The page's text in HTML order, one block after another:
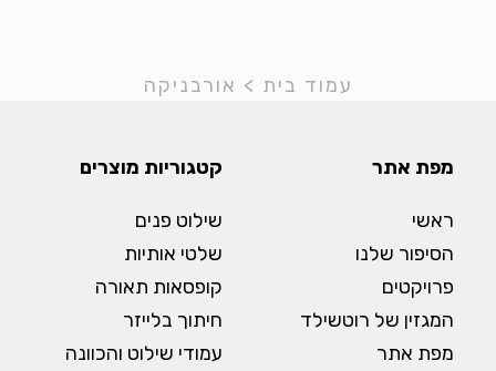
עמוד בית > אורבניקה
מפת אתר
ראשי
הסיפור שלנו
פרויקטים
המגזין של רוטשילד
מפת אתר
קטגוריות מוצרים
שילוט פנים
שלטי אותיות
קופסאות תאורה
חיתוך בלייזר
עמודי שילוט והכוונה